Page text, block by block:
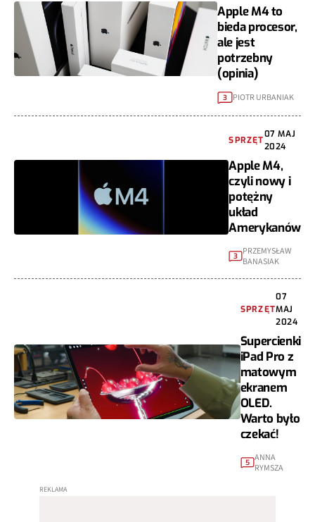
Apple M4 to
bieda procesor,
ale jest
potrzebny
(opinia)
3 PIOTR URBANIAK
SPRZĘT
07 MAJ
2024
Apple M4,
czyli nowy i
potężny
układ
Amerykanów
3
PRZEMYSŁAW
BANASIAK
SPRZĘT
07
MAJ
2024
Supercienki
iPad Pro z
matowym
ekranem
OLED.
Warto było
czekać!
5 ANNA
RYMSZA